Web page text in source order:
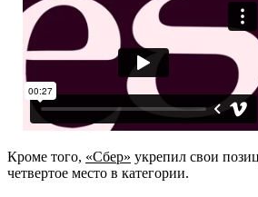
Кроме того, «Сбер» укрепил свои
четвертое место в категории.